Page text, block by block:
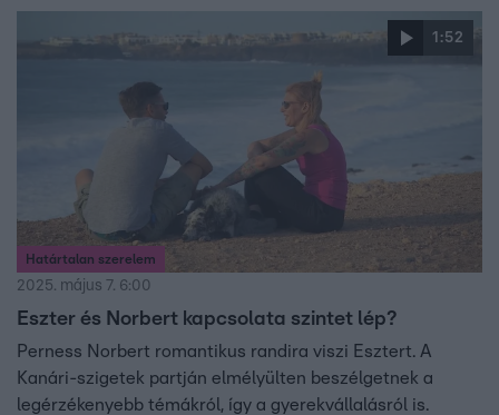
1:52
Határtalan szerelem
2025. május 7. 6:00
Eszter és Norbert kapcsolata szintet lép?
Perness Norbert romantikus randira viszi Esztert. A
Kanári-szigetek partján elmélyülten beszélgetnek a
legérzékenyebb témákról, így a gyerekvállalásról is.